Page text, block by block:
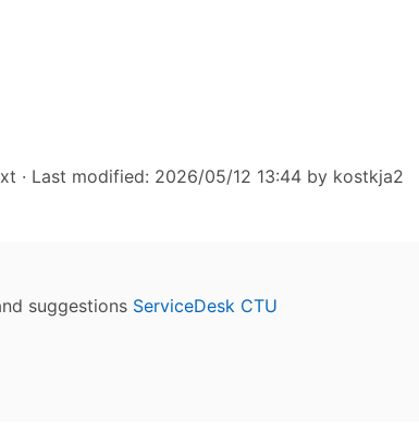
· Last modified: 2026/05/12 13:44 by kostkja2
suggestions ServiceDesk CTU